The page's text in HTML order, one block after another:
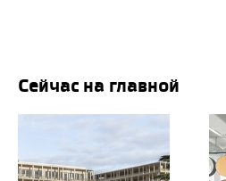
Сейчас на главной